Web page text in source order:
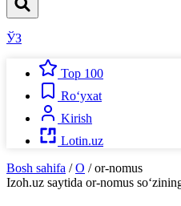
ЎЗ
Top 100
Ro‘yxat
Kirish
Lotin.uz
Bosh sahifa / O / or-nomus
Izoh.uz saytida or-nomus